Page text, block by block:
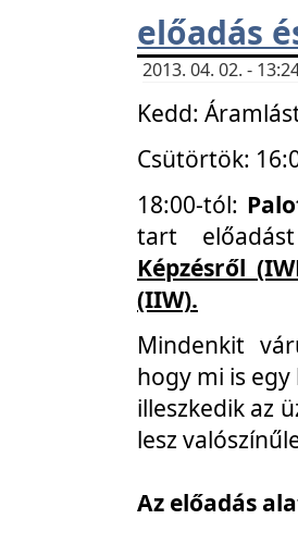
előadás
2013. 04. 02. -
Kedd:
Csütörtök:
18:00-tól:
tart
Képzésről
(IIW).
Mindenkit
hogy mi is
illeszkedik az
lesz
Az előadás